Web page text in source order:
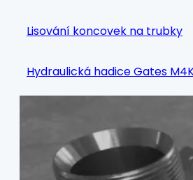
Lisování koncovek na trubky
Hydraulická hadice Gates